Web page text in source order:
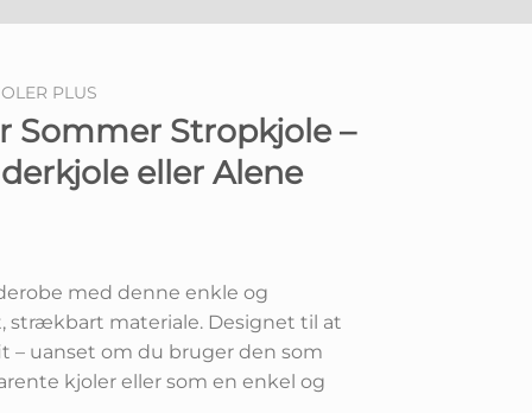
PLUS
Sommer Stropkjole –
eller Alene
med denne enkle og
strækbart materiale. Designet til at
– uanset om du bruger den som
kjoler eller som en enkel og